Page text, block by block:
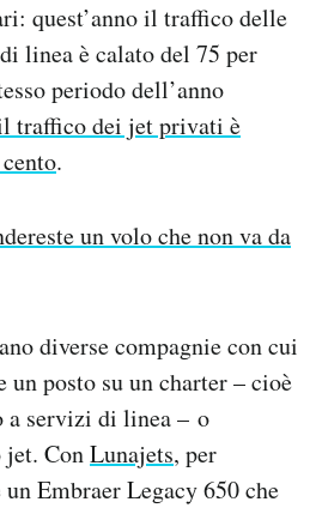
quest’anno il traffico delle
linea è calato del 75 per
periodo dell’anno
traffico dei jet privati è
.
un volo che non va da
diverse compagnie con cui
un posto su un charter – cioè
a servizi di linea – o
jet. ConLunajets, per
Embraer Legacy 650 che